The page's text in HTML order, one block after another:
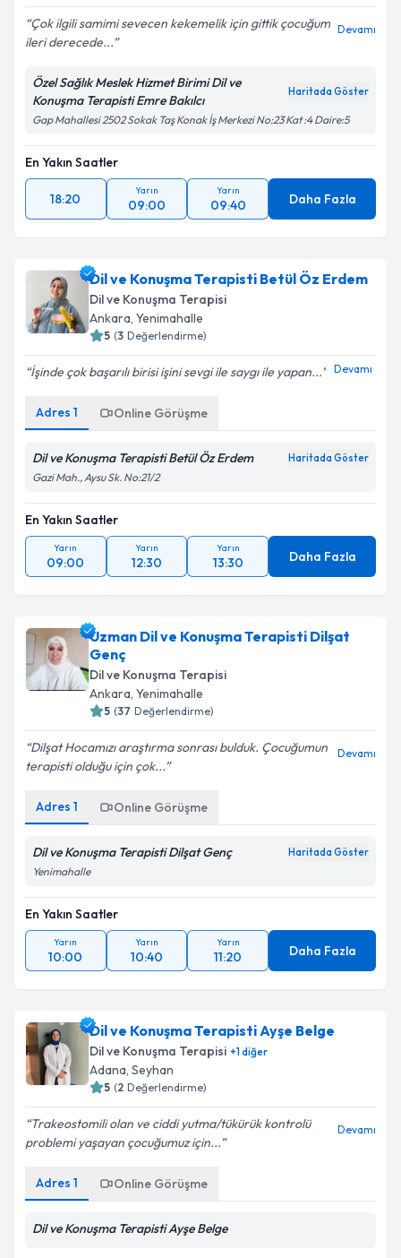
Çok ilgili samimi sevecen kekemelik için gittik çocuğum
ileri derecede...
Devamı
Özel Sağlık Meslek Hizmet Birimi Dil ve
Konuşma Terapisti Emre Bakılcı
Haritada Göster
Gap Mahallesi 2502 Sokak Taş Konak İş Merkezi No:23 Kat :4 Daire:5
En Yakın Saatler
18:20
Yarın
09:00
Yarın
09:40 Daha Fazla
Dil ve Konuşma Terapisti Betül Öz Erdem
Dil ve Konuşma Terapisi
Ankara, Yenimahalle
5 (3 Değerlendirme)
İşinde çok başarılı birisi işini sevgi ile saygı ile yapan... Devamı
Adres 1 Online Görüşme
Dil ve Konuşma Terapisti Betül Öz Erdem Haritada Göster
Gazi Mah., Aysu Sk. No:21/2
En Yakın Saatler
Yarın
09:00
Yarın
12:30
Yarın
13:30 Daha Fazla
Uzman Dil ve Konuşma Terapisti Dilşat
Genç
Dil ve Konuşma Terapisi
Ankara, Yenimahalle
5 (37 Değerlendirme)
Dilşat Hocamızı araştırma sonrası bulduk. Çocuğumun
terapisti olduğu için çok...
Devamı
Adres 1 Online Görüşme
Dil ve Konuşma Terapisti Dilşat Genç Haritada Göster
Yenimahalle
En Yakın Saatler
Yarın
10:00
Yarın
10:40
Yarın
11:20 Daha Fazla
Dil ve Konuşma Terapisti Ayşe Belge
Dil ve Konuşma Terapisi +1diğer
Adana, Seyhan
5 (2 Değerlendirme)
Trakeostomili olan ve ciddi yutma/tükürük kontrolü
problemi yaşayan çocuğumuz için...
Devamı
Adres 1 Online Görüşme
Dil ve Konuşma Terapisti Ayşe Belge